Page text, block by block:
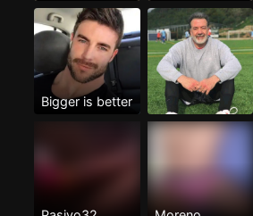
Bigger is better